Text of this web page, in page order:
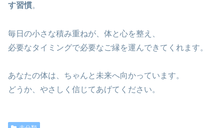
す習慣。
毎日の小さな積み重ねが、体と心を整え、
必要なタイミングで必要なご縁を運んできてくれます。
あなたの体は、ちゃんと未来へ向かっています。
どうか、やさしく信じてあげてください。